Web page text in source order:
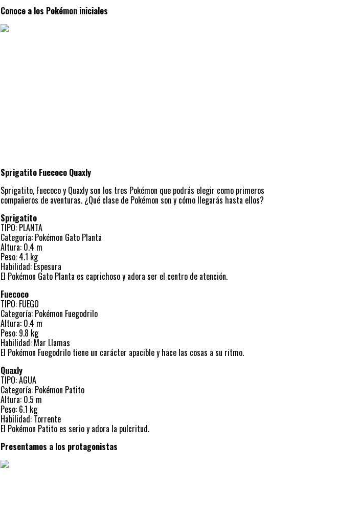
Conoce a los Pokémon iniciales
Sprigatito Fuecoco Quaxly
Sprigatito, Fuecoco y Quaxly son los tres Pokémon que podrás elegir como primeros
compañeros de aventuras. ¿Qué clase de Pokémon son y cómo llegarás hasta ellos?
Sprigatito
TIPO: PLANTA
Categoría: Pokémon Gato Planta
Altura: 0.4 m
Peso: 4.1 kg
Habilidad: Espesura
El Pokémon Gato Planta es caprichoso y adora ser el centro de atención.
Fuecoco
TIPO: FUEGO
Categoría: Pokémon Fuegodrilo
Altura: 0.4 m
Peso: 9.8 kg
Habilidad: Mar Llamas
El Pokémon Fuegodrilo tiene un carácter apacible y hace las cosas a su ritmo.
Quaxly
TIPO: AGUA
Categoría: Pokémon Patito
Altura: 0.5 m
Peso: 6.1 kg
Habilidad: Torrente
El Pokémon Patito es serio y adora la pulcritud.
Presentamos a los protagonistas